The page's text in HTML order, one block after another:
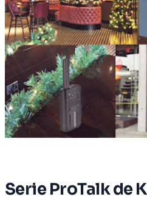
Serie ProTalk de